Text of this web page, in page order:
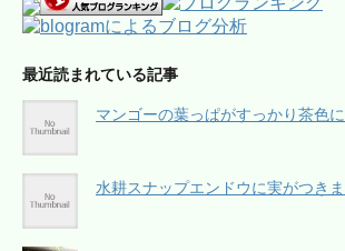
最近読まれている記事
マンゴーの葉っぱがすっかり茶色
水耕スナップエンドウに実がつき